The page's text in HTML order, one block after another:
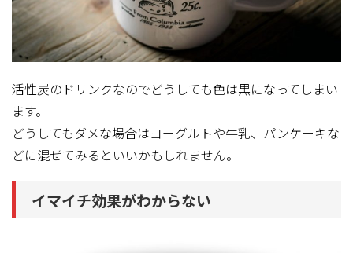
活性炭のドリンクなのでどうしても色は黒になってしまい
ます。
どうしてもダメな場合はヨーグルトや牛乳、パンケーキな
どに混ぜてみるといいかもしれません。
イマイチ効果がわからない